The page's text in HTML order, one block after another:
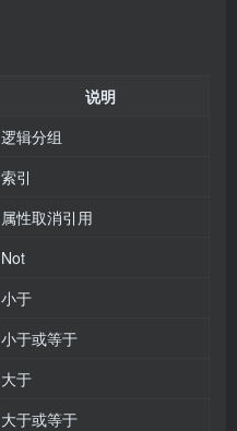
说明
逻辑分组
索引
属性取消引用
Not
小于
小于或等于
大于
大于或等于